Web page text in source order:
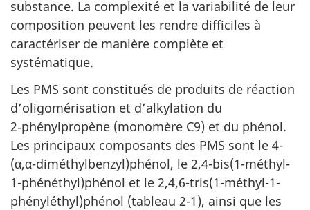
substance. La complexité et la variabilité de leur
composition peuvent les rendre difficiles à
caractériser de manière complète et
systématique.
Les PMS sont constitués de produits de réaction
d’oligomérisation et d’alkylation du
2‑phénylpropène (monomère C9) et du phénol.
Les principaux composants des PMS sont le 4-
(α,α-diméthylbenzyl)phénol, le 2,4-bis(1-méthyl-
1-phénéthyl)phénol et le 2,4,6-tris(1-méthyl-1-
phényléthyl)phénol (tableau 2-1), ainsi que les